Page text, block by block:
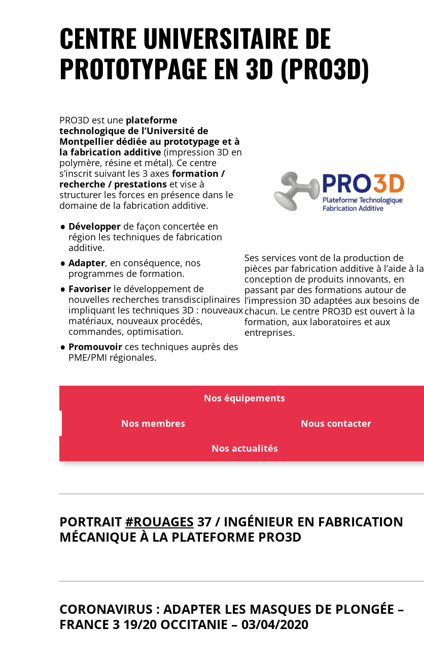
CENTRE UNIVERSITAIRE DE
PROTOTYPAGE EN 3D (PRO3D)
PRO3D est une plateforme
technologique de l’Université de
Montpellier dédiée au prototypage et à
la fabrication additive (impression 3D en
polymère, résine et métal). Ce centre
s’inscrit suivant les 3 axes formation /
recherche / prestations et vise à
structurer les forces en présence dans le
domaine de la fabrication additive.
Développer de façon concertée en
région les techniques de fabrication
additive.
Adapter, en conséquence, nos
programmes de formation.
Favoriser le développement de
nouvelles recherches transdisciplinaires
impliquant les techniques 3D : nouveaux
matériaux, nouveaux procédés,
commandes, optimisation.
Promouvoir ces techniques auprès des
PME/PMI régionales.
Ses services vont de la production de
pièces par fabrication additive à l’aide à la
conception de produits innovants, en
passant par des formations autour de
l’impression 3D adaptées aux besoins de
chacun. Le centre PRO3D est ouvert à la
formation, aux laboratoires et aux
entreprises.
Nos équipements
Nos membres Nous contacter
Nos actualités
PORTRAIT #ROUAGES 37 / INGÉNIEUR EN FABRICATION
MÉCANIQUE À LA PLATEFORME PRO3D
CORONAVIRUS : ADAPTER LES MASQUES DE PLONGÉE –
FRANCE 3 19/20 OCCITANIE – 03/04/2020